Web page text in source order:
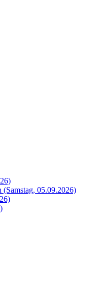
05.09.2026)